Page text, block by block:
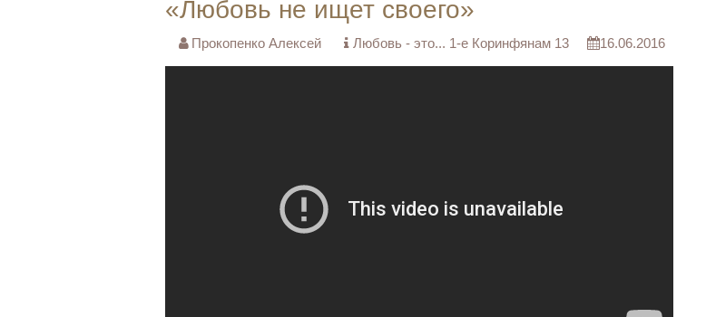
«Любовь не ищет своего»
Прокопенко Алексей Любовь - это... 1-е Коринфянам 13 16.06.2016